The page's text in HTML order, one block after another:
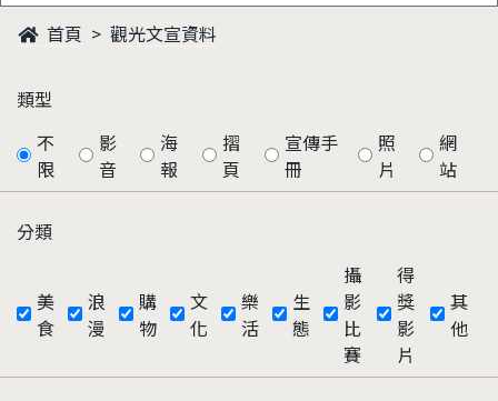
首頁 觀光文宣資料
類型
不
限
影
音
海
報
摺
頁
宣傳手
冊
照
片
網
站
分類
美
食
浪
漫
購
物
文
化
樂
活
生
態
攝
影
比
賽
得
獎
影
片
其
他